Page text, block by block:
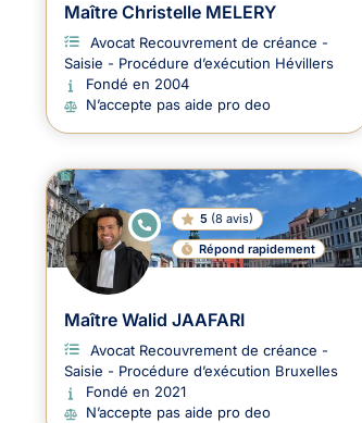
Maître Christelle MELERY
Avocat Recouvrement de créance -
Saisie - Procédure d’exécution Hévillers
Fondé en 2004
N’accepte pas aide pro deo
E
N
LI
G
N
5 (8 avis)
Répond rapidement
Maître Walid JAAFARI
Avocat Recouvrement de créance -
Saisie - Procédure d’exécution Bruxelles
Fondé en 2021
N’accepte pas aide pro deo